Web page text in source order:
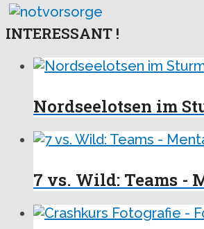
INTERESSANT !
Nordseelotsen im
7 vs. Wild: Teams -